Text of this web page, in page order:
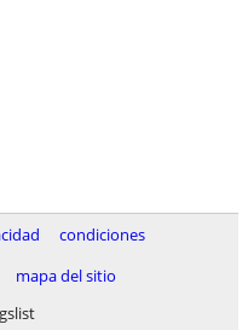
condiciones
mapa del sitio